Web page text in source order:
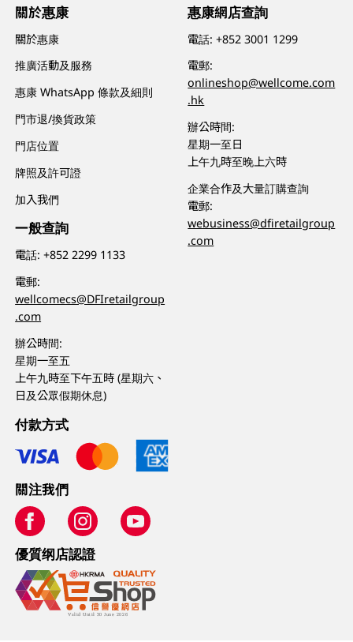
關於惠康
關於惠康
推廣活動及服務
惠康 WhatsApp 條款及細則
門市退/換貨政策
門店位置
牌照及許可證
加入我們
一般查詢
電話:+852 2299 1133
電郵:
wellcomecs@DFIretailgroup
.com
辦公時間:
星期一至五
上午九時至下午五時 (星期六、
日及公眾假期休息)
惠康網店查詢
電話:+852 3001 1299
電郵:
onlineshop@wellcome.com
.hk
辦公時間:
星期一至日
上午九時至晚上六時
企業合作及大量訂購查詢
電郵:
webusiness@dfiretailgroup
.com
付款方式
關注我們
優質纲店認證